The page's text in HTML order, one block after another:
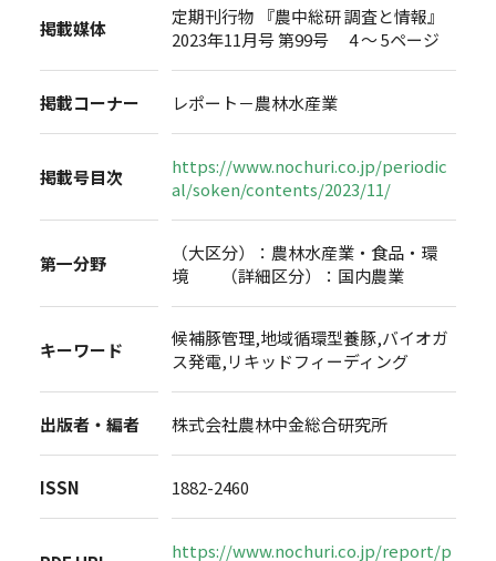
掲載媒体
定期刊行物 『農中総研 調査と情報』
2023年11月号 第99号 4 ～ 5ページ
掲載コーナー レポート－農林水産業
掲載号目次
https://www.nochuri.co.jp/periodic
al/soken/contents/2023/11/
第一分野
（大区分）：農林水産業・食品・環
境 （詳細区分）：国内農業
キーワード
候補豚管理,地域循環型養豚,バイオガ
ス発電,リキッドフィーディング
出版者・編者 株式会社農林中金総合研究所
ISSN 1882-2460
https://www.nochuri.co.jp/report/p